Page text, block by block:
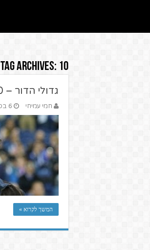
Tag Archives: 10 הבעלים הכי טובים בדור האחרון
גדולי הדור – 10 הבעלים הכי טובים בדור האחרון
חמי עמיחי 6 בספטמבר 2020
המשך לקרוא »